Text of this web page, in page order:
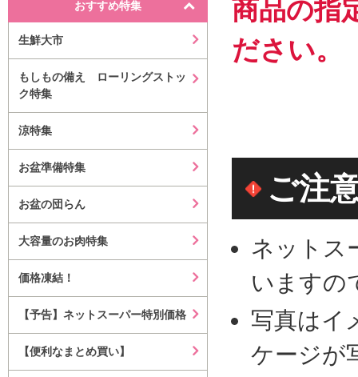
おすすめ特集
生鮮大市
もしもの備え ローリングストッ
ク特集
涼特集
お盆準備特集
お盆の団らん
大容量のお肉特集
価格凍結！
【予告】ネットスーパー特別価格
【便利なまとめ買い】
商品の指
ださい。
ご注
ネットス
いますの
写真はイ
ケージが